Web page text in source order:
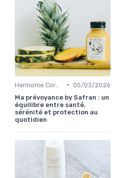
• 05/03/2026
Ma prévoyance by Safran : un
équilibre entre santé,
sérénité et protection au
quotidien